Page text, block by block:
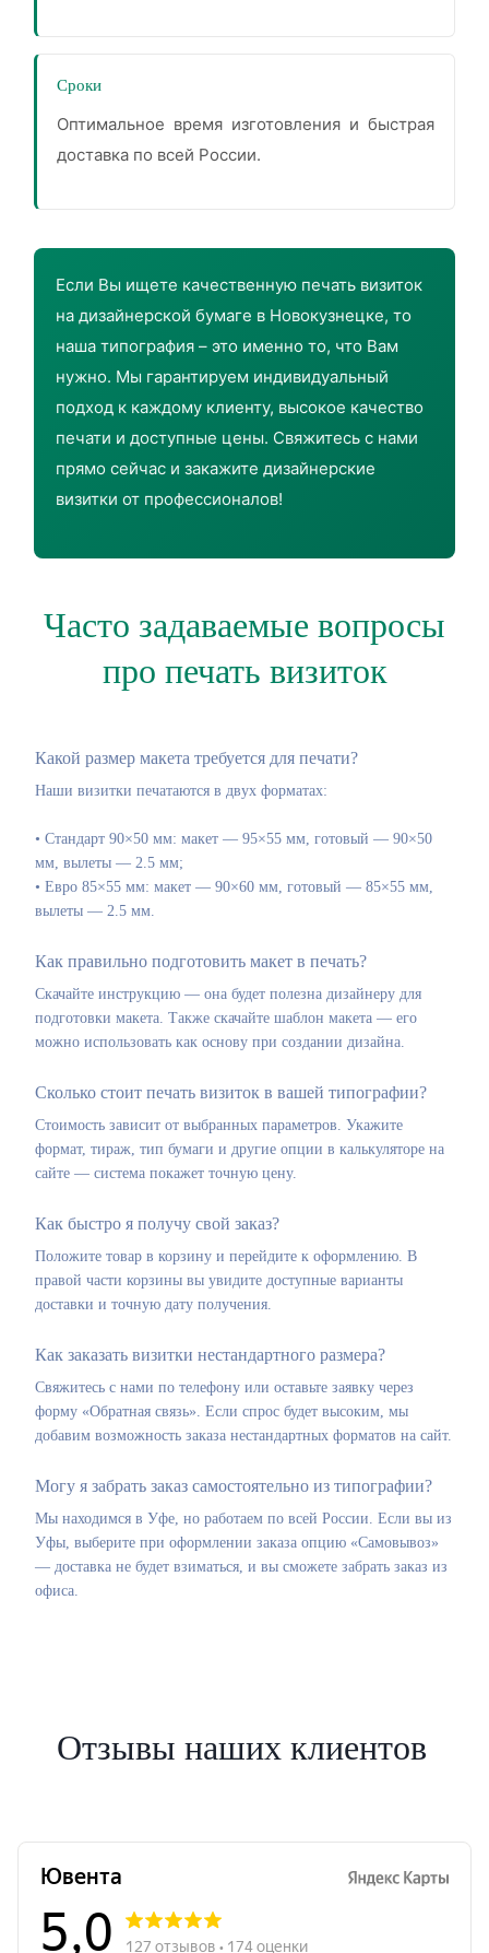
Сроки
Оптимальное время изготовления и быстрая
доставка по всей России.
Если Вы ищете качественную печать визиток
на дизайнерской бумаге в Новокузнецке, то
наша типография – это именно то, что Вам
нужно. Мы гарантируем индивидуальный
подход к каждому клиенту, высокое качество
печати и доступные цены. Свяжитесь с нами
прямо сейчас и закажите дизайнерские
визитки от профессионалов!
Часто задаваемые вопросы
про печать визиток
Какой размер макета требуется для печати?
Наши визитки печатаются в двух форматах:
• Стандарт 90×50 мм: макет — 95×55 мм, готовый — 90×50
мм, вылеты — 2.5 мм;
• Евро 85×55 мм: макет — 90×60 мм, готовый — 85×55 мм,
вылеты — 2.5 мм.
Как правильно подготовить макет в печать?
Скачайте инструкцию — она будет полезна дизайнеру для
подготовки макета. Также скачайте шаблон макета — его
можно использовать как основу при создании дизайна.
Сколько стоит печать визиток в вашей типографии?
Стоимость зависит от выбранных параметров. Укажите
формат, тираж, тип бумаги и другие опции в калькуляторе на
сайте — система покажет точную цену.
Как быстро я получу свой заказ?
Положите товар в корзину и перейдите к оформлению. В
правой части корзины вы увидите доступные варианты
доставки и точную дату получения.
Как заказать визитки нестандартного размера?
Свяжитесь с нами по телефону или оставьте заявку через
форму «Обратная связь». Если спрос будет высоким, мы
добавим возможность заказа нестандартных форматов на сайт.
Могу я забрать заказ самостоятельно из типографии?
Мы находимся в Уфе, но работаем по всей России. Если вы из
Уфы, выберите при оформлении заказа опцию «Самовывоз»
— доставка не будет взиматься, и вы сможете забрать заказ из
офиса.
Отзывы наших клиентов